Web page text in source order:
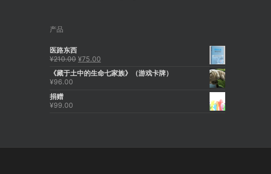
产品
医路东西
¥210.00 原
为：
¥75.00
价
《藏于土中的生命七家族》（游戏卡牌）
¥96.00
捐赠
¥99.00